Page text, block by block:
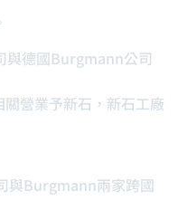
與德國Burgmann公司
營業予新石，新石工廠
與Burgmann兩家跨國